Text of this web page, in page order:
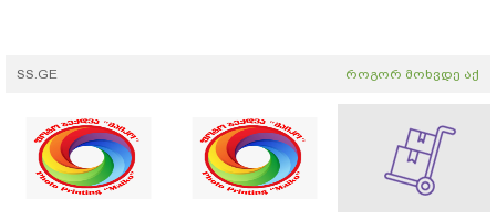
SS.GE როგორ მოხვდე აქ